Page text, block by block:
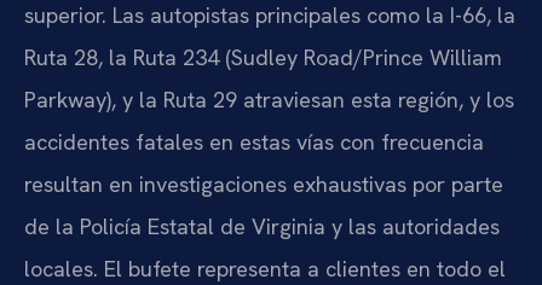
superior. Las autopistas principales como la I-66, la
Ruta 28, la Ruta 234 (Sudley Road/Prince William
Parkway), y la Ruta 29 atraviesan esta región, y los
accidentes fatales en estas vías con frecuencia
resultan en investigaciones exhaustivas por parte
de la Policía Estatal de Virginia y las autoridades
locales. El bufete representa a clientes en todo el